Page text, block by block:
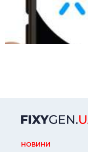
НОВИНИ